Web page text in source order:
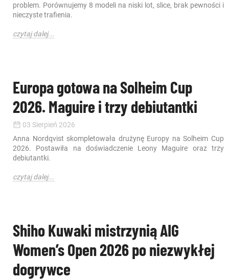
problem. Porównujemy 8 modeli na niski lot, slice, brak pewności i
nieczyste trafienia.
czytaj dalej...
Europa gotowa na Solheim Cup
2026. Maguire i trzy debiutantki
03 Sierpień 2026
Anna Nordqvist skompletowała drużynę Europy na Solheim Cup
2026. Postawiła na doświadczenie Leony Maguire oraz trzy
debiutantki.
czytaj dalej...
Shiho Kuwaki mistrzynią AIG
Women’s Open 2026 po niezwykłej
dogrywce